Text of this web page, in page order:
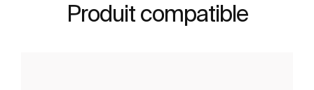
Produit compatible